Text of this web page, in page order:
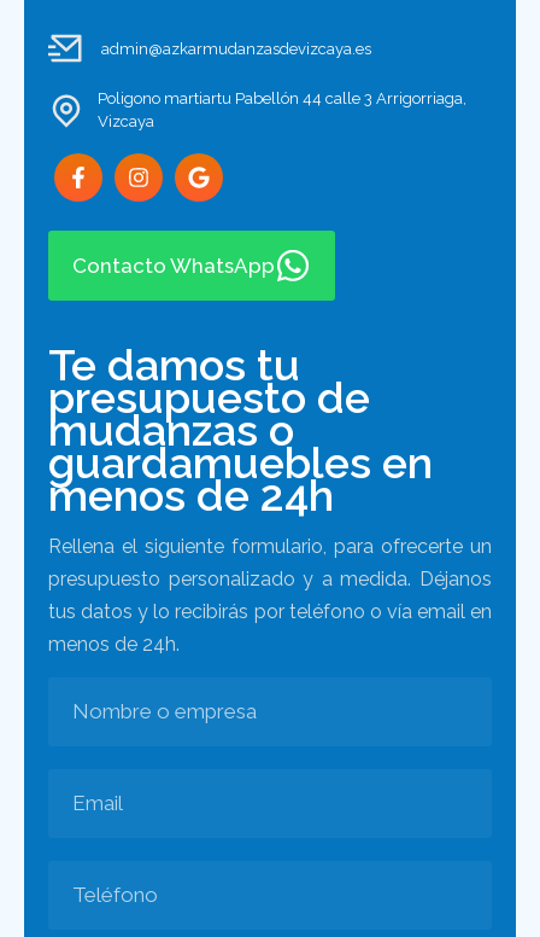
admin@azkarmudanzasdevizcaya.es
Poligono martiartu Pabellón 44 calle 3 Arrigorriaga,
Vizcaya
Contacto WhatsApp
Te damos tu
presupuesto de
mudanzas o
guardamuebles en
menos de 24h
Rellena el siguiente formulario, para ofrecerte un
presupuesto personalizado y a medida. Déjanos
tus datos y lo recibirás por teléfono o vía email en
menos de 24h.